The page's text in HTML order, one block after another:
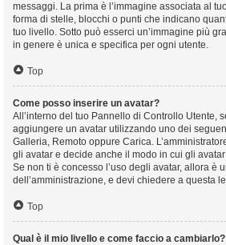
messaggi. La prima è l’immagine associata al
forma di stelle, blocchi o punti che indicano
tuo livello. Sotto può esserci un’immagine più
in genere è unica e specifica per ogni utente.
Top
Come posso inserire un avatar?
All’interno del tuo Pannello di Controllo Utente,
aggiungere un avatar utilizzando uno dei
Galleria, Remoto oppure Carica.
gli avatar e decide anche il modo in cui gli
Se non ti è concesso l’uso degli avatar, allora è
dell’amministrazione, e devi chiedere a questa
Top
Qual è il mio livello e come faccio a cambiarlo?